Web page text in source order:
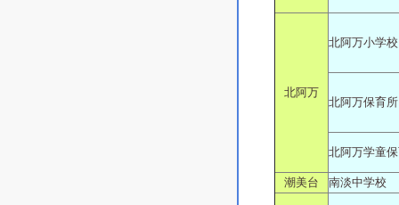
北阿万
北阿万小学校
北阿万保育所
北阿万学童
潮美台 南淡中学校